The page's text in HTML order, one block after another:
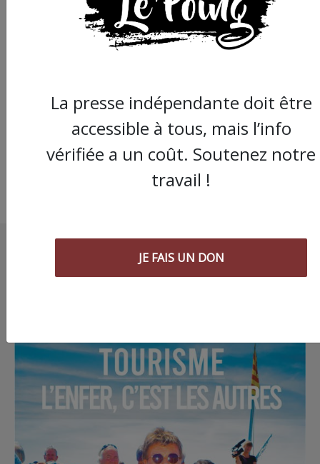
chauffeurs de bus
La presse indépendante doit être
accessible à tous, mais l’info
vérifiée a un coût. Soutenez notre
travail !
JE FAIS UN DON